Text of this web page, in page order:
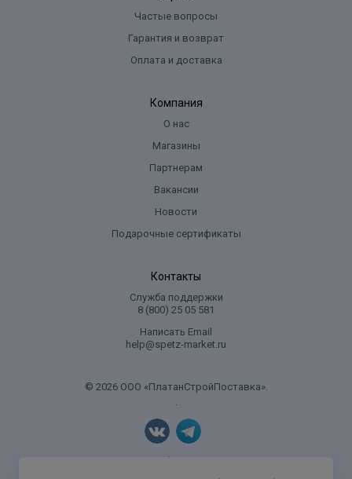
Частые вопросы
Гарантия и возврат
Оплата и доставка
Компания
О нас
Магазины
Партнерам
Вакансии
Новости
Подарочные сертификаты
Контакты
Служба поддержки
8 (800) 25 05 581
Написать Email
help@spetz-market.ru
© 2026 ООО «ПлатанСтройПоставка».
.
Политика конфиденциальности